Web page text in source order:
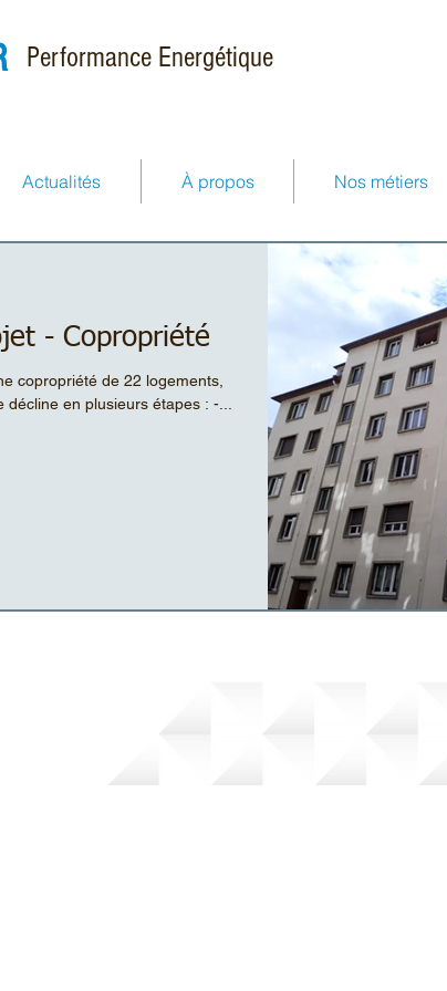
Performance Energétique
Actualités À propos Nos métiers
- Copropriété
copropriété de 22 logements,
en plusieurs étapes : -...